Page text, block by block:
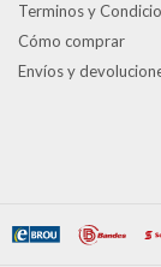
Terminos y
Cómo comprar
Envíos y